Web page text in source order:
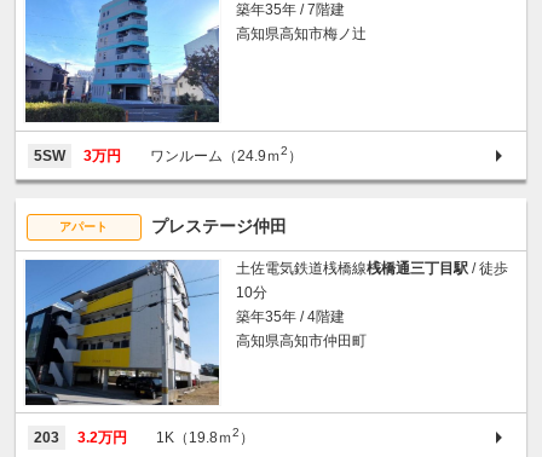
築年35年 / 7階建
高知県高知市梅ノ辻
5SW 3万円 ワンルーム（24.9ｍ2 ）
アパート プレステージ仲田
土佐電気鉄道桟橋線桟橋通三丁目駅 / 徒歩
10分
築年35年 / 4階建
高知県高知市仲田町
203 3.2万円 1K（19.8ｍ2 ）